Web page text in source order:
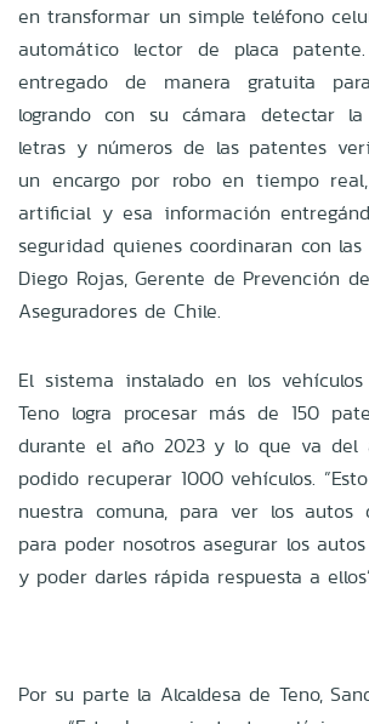
en transformar un simple teléfono
automático lector de placa
entregado de manera gratuita
logrando con su cámara detectar
letras y números de las patentes
un encargo por robo en tiempo
artificial y esa información
seguridad quienes coordinaran con las
Diego Rojas, Gerente de Prevención
Aseguradores de Chile.
El sistema instalado en los
Teno logra procesar más de 150
durante el año 2023 y lo que va del
podido recuperar 1000 vehículos.
nuestra comuna, para ver los autos
para poder nosotros asegurar los
y poder darles rápida respuesta a
Por su parte la Alcaldesa de Teno,